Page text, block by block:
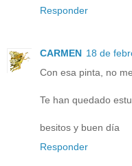
Responder
CARMEN 18 de
Con esa pinta, no
Te han quedado
besitos y buen día
Responder